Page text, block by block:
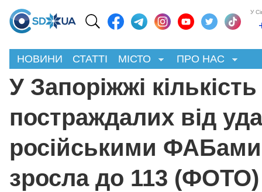
У
НОВИНИ СТАТТІ МІСТО ПРО НАС
У Запоріжжі кількість
постраждалих від
російськими ФАБами
зросла до 113 (ФОТО)